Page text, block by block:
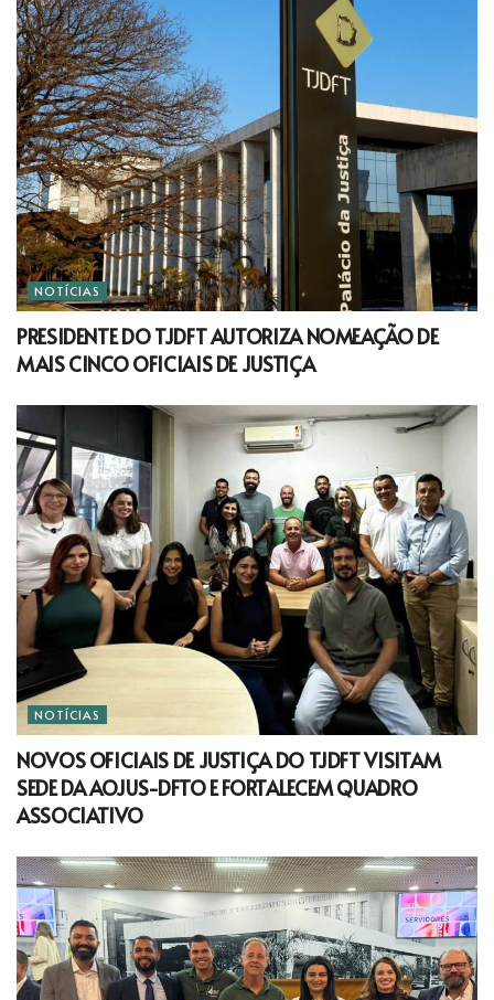
NOTÍCIAS
PRESIDENTE DO TJDFT AUTORIZA NOMEAÇÃO DE
MAIS CINCO OFICIAIS DE JUSTIÇA
NOTÍCIAS
NOVOS OFICIAIS DE JUSTIÇA DO TJDFT VISITAM
SEDE DA AOJUS-DFTO E FORTALECEM QUADRO
ASSOCIATIVO